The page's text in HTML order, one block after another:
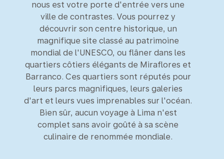
nous est votre porte d'entrée vers une
ville de contrastes. Vous pourrez y
découvrir son centre historique, un
magnifique site classé au patrimoine
mondial de l'UNESCO, ou flâner dans les
quartiers côtiers élégants de Miraflores et
Barranco. Ces quartiers sont réputés pour
leurs parcs magnifiques, leurs galeries
d'art et leurs vues imprenables sur l'océan.
Bien sûr, aucun voyage à Lima n'est
complet sans avoir goûté à sa scène
culinaire de renommée mondiale.